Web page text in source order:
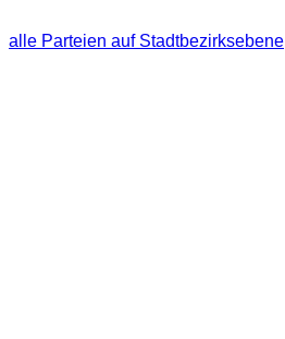
alle Parteien auf Stadtbezirksebene